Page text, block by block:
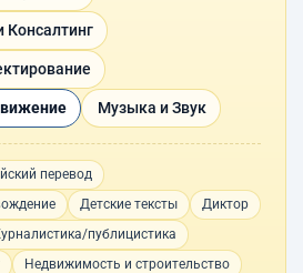
Консалтинг
Музыка и Звук
перевод
Детские тексты
Диктор
публицистика
Недвижимость и строительство